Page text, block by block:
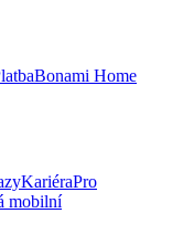
Bonami Home
KariéraPro
mobilní